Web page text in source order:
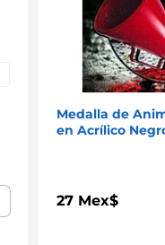
Medalla de
en Acrílico
27 Mex$